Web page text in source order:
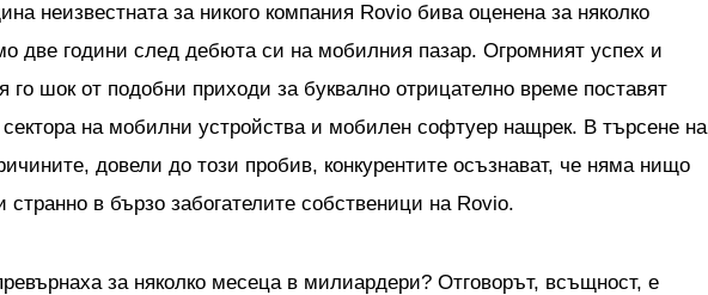
неизвестната за никого компания Rovio бива оценена за няколко
две години след дебюта си на мобилния пазар. Огромният успех и
го шок от подобни приходи за буквално отрицателно време поставят
на мобилни устройства и мобилен софтуер нащрек. В търсене на
довели до този пробив, конкурентите осъзнават, че няма нищо
странно в бързо забогателите собственици на Rovio.
за няколко месеца в милиардери? Отговорът, всъщност, е